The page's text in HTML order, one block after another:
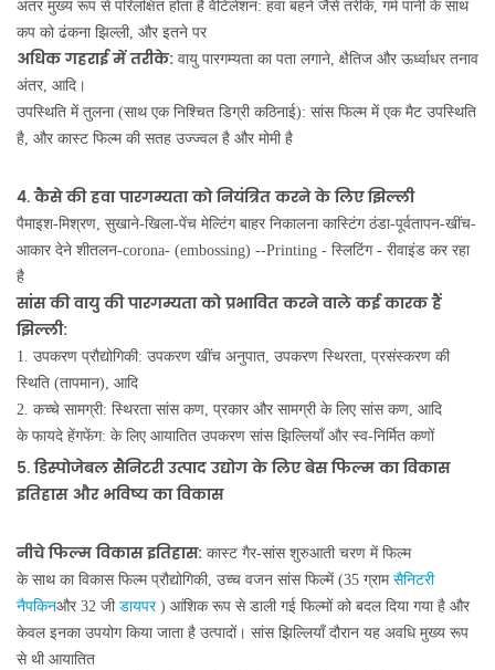
अंतर मुख्य रूप से परिलक्षित होता है वेंटिलेशन: हवा बहने जैसे तरीके, गर्म पानी के साथ
कप को ढंकना झिल्ली, और इतने पर
अधिक गहराई में तरीके: वायु पारगम्यता का पता लगाने, क्षैतिज और ऊर्ध्वाधर तनाव
अंतर, आदि।
उपस्थिति में तुलना (साथ एक निश्चित डिग्री कठिनाई): सांस फिल्म में एक मैट उपस्थिति
है, और कास्ट फिल्म की सतह उज्ज्वल है और मोमी है
4. कैसे की हवा पारगम्यता को नियंत्रित करने के लिए झिल्ली
पैमाइश-मिश्रण, सुखाने-खिला-पेंच मेल्टिंग बाहर निकालना कास्टिंग ठंडा-पूर्वतापन-खींच-
आकार देने शीतलन-corona- (embossing) --Printing - स्लिटिंग - रीवाइंड कर रहा
है
सांस की वायु की पारगम्यता को प्रभावित करने वाले कई कारक हैं
झिल्ली:
1. उपकरण प्रौद्योगिकी: उपकरण खींच अनुपात, उपकरण स्थिरता, प्रसंस्करण की
स्थिति (तापमान), आदि
2. कच्चे सामग्री: स्थिरता सांस कण, प्रकार और सामग्री के लिए सांस कण, आदि
के फायदे हेंगफेंग: के लिए आयातित उपकरण सांस झिल्लियाँ और स्व-निर्मित कणों
5. डिस्पोजेबल सैनिटरी उत्पाद उद्योग के लिए बेस फिल्म का विकास
इतिहास और भविष्य का विकास
नीचे फिल्म विकास इतिहास: कास्ट गैर-सांस शुरुआती चरण में फिल्म
के साथ का विकास फिल्म प्रौद्योगिकी, उच्च वजन सांस फिल्में (35 ग्राम सैनिटरी
नैपकिनऔर 32 जी डायपर) आंशिक रूप से डाली गई फिल्मों को बदल दिया गया है और
केवल इनका उपयोग किया जाता है उत्पादों। सांस झिल्लियाँ दौरान यह अवधि मुख्य रूप
से थी आयातित